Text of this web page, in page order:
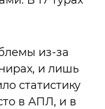
из-за
и лишь
статистику
в АПЛ, и в